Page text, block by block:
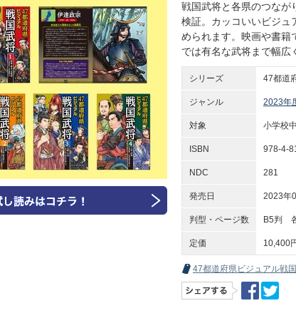
戦国武将と各県のつなが
検証。カッコいいビジュ
められます。映画や書籍
では有名な武将まで幅広
シリーズ 47都道
ジャンル 2023年
対象 小学校
ISBN 978-4-
NDC 281
発売日 2023年
判型・ページ数 B5判
定価 10,400
47都道府県ビジュアル戦